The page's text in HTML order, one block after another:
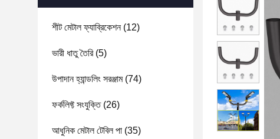
শীট মেটাল ফ্যাব্রিকেশন(12)
ভারী ধাতু তৈরি(5)
উপাদান হ্যান্ডলিং সরঞ্জাম(74)
ফর্কলিফ্ট সংযুক্তি(26)
আধুনিক মেটাল টেবিল পা (35)